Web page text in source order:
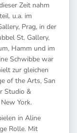
Zeit nahm
u.a. im
Prag, in der
St. Gallery,
Hamm und im
Schwibbe war
zur gleichen
of the Arts, San
Studio &
York.
in Aline
Rolle. Mit